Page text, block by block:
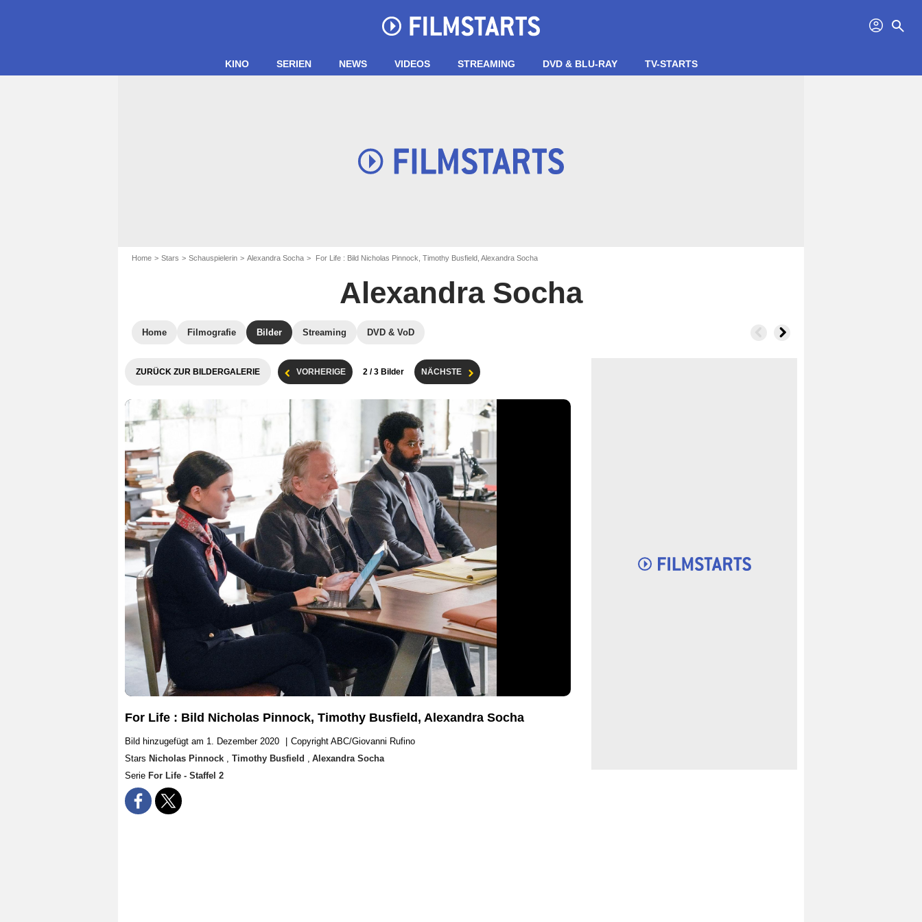
profil search
KINO SERIEN NEWS VIDEOS STREAMING DVD & BLU-RAY TV-STARTS
Home Stars Schauspielerin Alexandra Socha For Life : Bild Nicholas Pinnock, Timothy Busfield, Alexandra Socha
Alexandra Socha
Home Filmografie Bilder Streaming DVD & VoD
ZURÜCK ZUR BILDERGALERIE VORHERIGE 2 / 3 Bilder NÄCHSTE
For Life : Bild Nicholas Pinnock, Timothy Busfield, Alexandra Socha
Bild hinzugefügt am 1. Dezember 2020
Copyright ABC/Giovanni Rufino
Stars Nicholas Pinnock , Timothy Busfield , Alexandra Socha
Serie For Life - Staffel 2